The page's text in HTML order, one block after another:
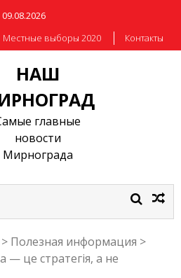
09.08.2026
Местные выборы 2020 Контакты
НАШ
главные
новости
Мирнограда
> Полезная информация >
— це стратегія, а не